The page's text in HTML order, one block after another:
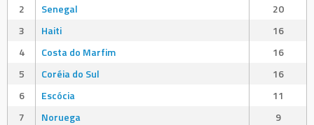
2
Senegal
20
3
Haiti
16
4
Costa do Marfim
16
5
Coréia do Sul
16
6
Escócia
11
7
Noruega 9